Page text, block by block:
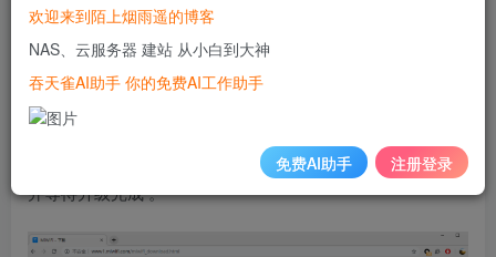
2. 进入小米路由器官网(http://www1.miwifi.com/)，在“下载”-
> “ROM”中找到“ROM for R3 开发版” 并下载。
3. 在小米路由Web管理页面，“常用设置”->“系统状态”->“手
动升级”中选择下载的“ROM for R3 开发版”文件 ，进行升级
并等待升级完成 。
欢迎来到陌上烟雨遥的博客
NAS、云服务器 建站 从小白到大神
吞天雀AI助手 你的免费AI工作助手
免费AI助手 注册登录